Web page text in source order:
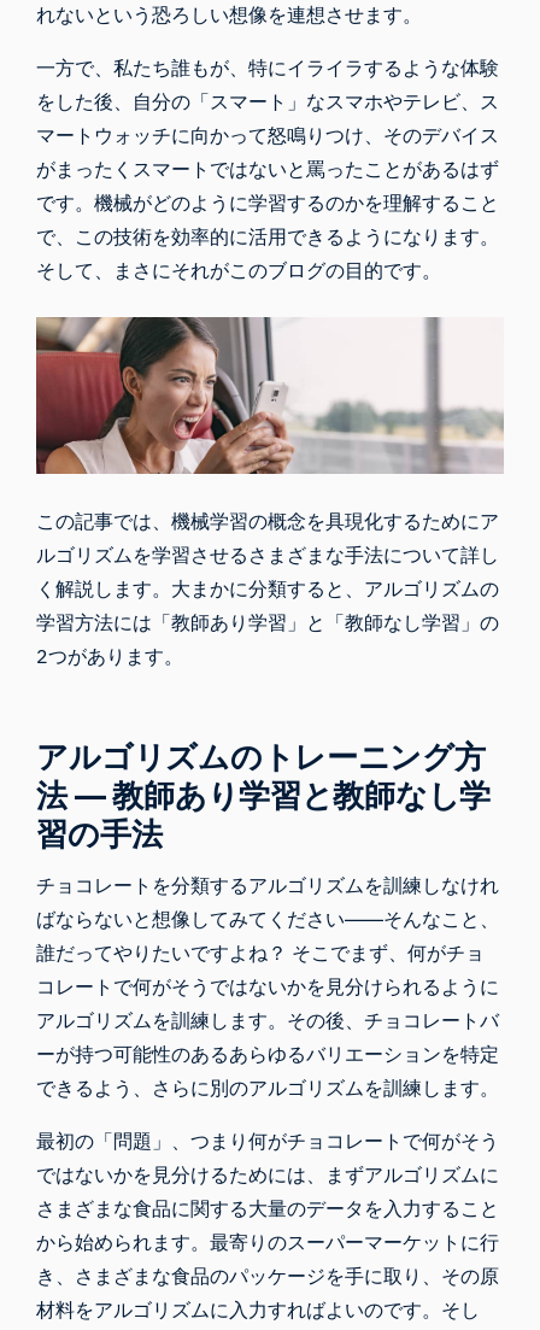
れないという恐ろしい想像を連想させます。
一方で、私たち誰もが、特にイライラするような体験
をした後、自分の「スマート」なスマホやテレビ、ス
マートウォッチに向かって怒鳴りつけ、そのデバイス
がまったくスマートではないと罵ったことがあるはず
です。機械がどのように学習するのかを理解すること
で、この技術を効率的に活用できるようになります。
そして、まさにそれがこのブログの目的です。
この記事では、機械学習の概念を具現化するためにア
ルゴリズムを学習させるさまざまな手法について詳し
く解説します。大まかに分類すると、アルゴリズムの
学習方法には「教師あり学習」と「教師なし学習」の
2つがあります。
アルゴリズムのトレーニング方
法 ― 教師あり学習と教師なし学
習の手法
チョコレートを分類するアルゴリズムを訓練しなけれ
ばならないと想像してみてください――そんなこと、
誰だってやりたいですよね？ そこでまず、何がチョ
コレートで何がそうではないかを見分けられるように
アルゴリズムを訓練します。その後、チョコレートバ
ーが持つ可能性のあるあらゆるバリエーションを特定
できるよう、さらに別のアルゴリズムを訓練します。
最初の「問題」、つまり何がチョコレートで何がそう
ではないかを見分けるためには、まずアルゴリズムに
さまざまな食品に関する大量のデータを入力すること
から始められます。最寄りのスーパーマーケットに行
き、さまざまな食品のパッケージを手に取り、その原
材料をアルゴリズムに入力すればよいのです。そし